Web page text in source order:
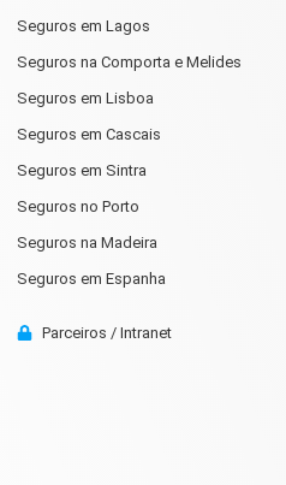
Seguros em Lagos
Seguros na Comporta e Melides
Seguros em Lisboa
Seguros em Cascais
Seguros em Sintra
Seguros no Porto
Seguros na Madeira
Seguros em Espanha
Parceiros / Intranet